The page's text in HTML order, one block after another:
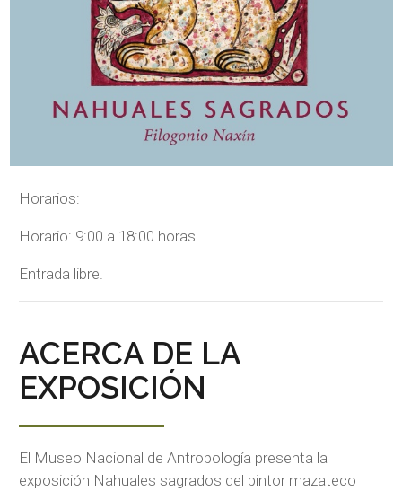
Horarios:
Horario: 9:00 a 18:00 horas
Entrada libre.
ACERCA DE LA
EXPOSICIÓN
El Museo Nacional de Antropología presenta la
exposición Nahuales sagrados del pintor mazateco